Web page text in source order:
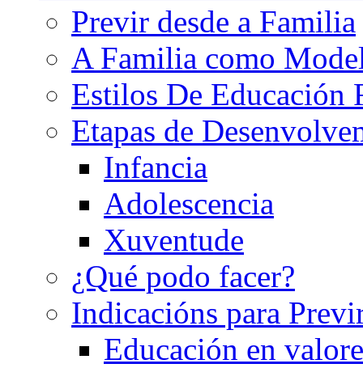
Previr desde a Familia
A Familia como
Estilos De Educación
Etapas de
Infancia
Adolescencia
Xuventude
¿Qué podo facer?
Indicacións para
Educación en